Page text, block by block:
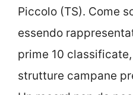
Piccolo (TS). Come
essendo
prime 10
strutture campane